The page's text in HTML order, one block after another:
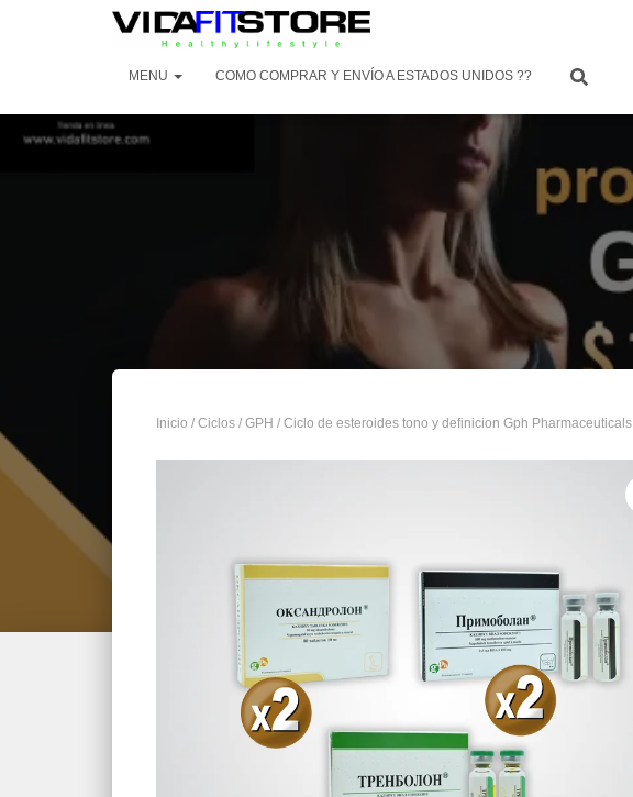
MENU COMO COMPRAR Y ENVÍO A ESTADOS UNIDOS ??
Inicio / Ciclos / GPH / Ciclo de esteroides tono y definicion Gph Pharmaceuticals